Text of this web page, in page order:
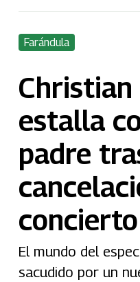
Farándula
Christian
estalla
padre
El mundo del
sacudido por un